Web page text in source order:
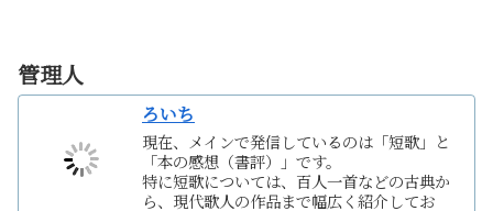
管理人
ろいち
現在、メインで発信しているのは「短歌」と
「本の感想（書評）」です。
特に短歌については、百人一首などの古典か
ら、現代歌人の作品まで幅広く紹介してお